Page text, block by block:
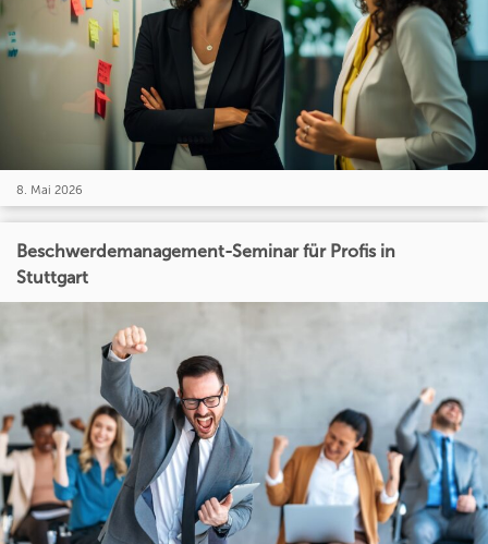
8. Mai 2026
Beschwerdemanagement-Seminar für Profis in
Stuttgart